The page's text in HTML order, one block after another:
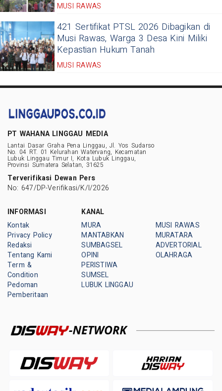
MUSI RAWAS
421 Sertifikat PTSL 2026 Dibagikan di
Musi Rawas, Warga 3 Desa Kini Miliki
Kepastian Hukum Tanah
MUSI RAWAS
PT WAHANA LINGGAU MEDIA
Lantai Dasar Graha Pena Linggau, Jl. Yos Sudarso
No. 04 RT. 01 Kelurahan Watervang, Kecamatan
Lubuk Linggau Timur I, Kota Lubuk Linggau,
Provinsi Sumatera Selatan, 31625
Terverifikasi Dewan Pers
No: 647/DP-Verifikasi/K/I/2026
INFORMASI
Kontak
Privacy Policy
Redaksi
Tentang Kami
Term &
Condition
Pedoman
Pemberitaan
KANAL
MURA
MANTABKAN
SUMBAGSEL
OPINI
PERISTIWA
SUMSEL
LUBUK LINGGAU
MUSI RAWAS
MURATARA
ADVERTORIAL
OLAHRAGA